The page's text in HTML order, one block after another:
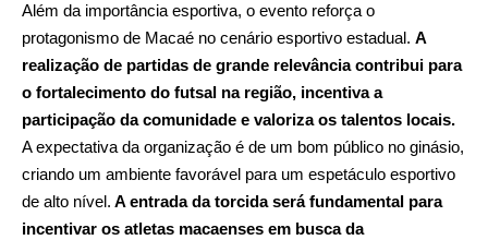
Além da importância esportiva, o evento reforça o
protagonismo de Macaé no cenário esportivo estadual. A
realização de partidas de grande relevância contribui para
o fortalecimento do futsal na região, incentiva a
participação da comunidade e valoriza os talentos locais.
A expectativa da organização é de um bom público no ginásio,
criando um ambiente favorável para um espetáculo esportivo
de alto nível. A entrada da torcida será fundamental para
incentivar os atletas macaenses em busca da